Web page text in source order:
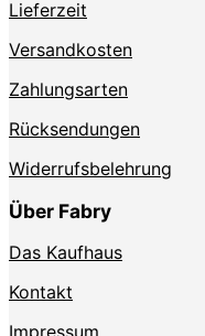
Lieferzeit
Versandkosten
Zahlungsarten
Rücksendungen
Widerrufsbelehrung
Über Fabry
Das Kaufhaus
Kontakt